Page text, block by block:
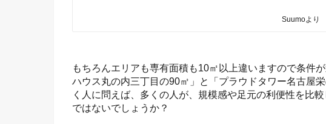
Suumoより
もちろんエリアも専有面積も10㎡以上違いますので条件
ハウス丸の内三丁目の90㎡」と「プラウドタワー名古屋
く人に問えば、多くの人が、規模感や足元の利便性を比
ではないでしょうか？